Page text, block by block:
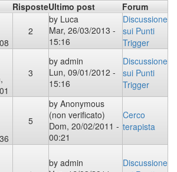
RisposteUltimo post
Forum
2
by Luca
Mar, 26/03/2013 -
15:16
Discussione
sui Punti
Trigger
3
by admin
Lun, 09/01/2012 -
15:16
Discussione
sui Punti
Trigger
5
by Anonymous
(non verificato)
Dom, 20/02/2011 -
00:21
Cerco
terapista
by admin
Discussione